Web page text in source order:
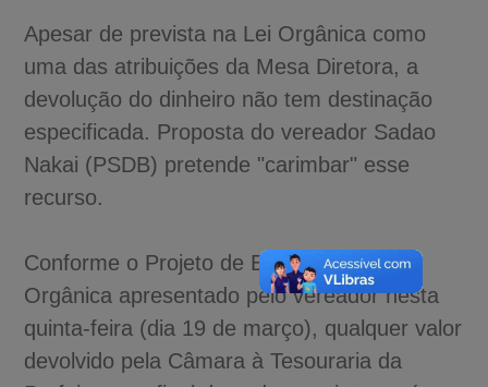
Apesar de prevista na Lei Orgânica como
uma das atribuições da Mesa Diretora, a
devolução do dinheiro não tem destinação
especificada. Proposta do vereador Sadao
Nakai (PSDB) pretende "carimbar" esse
recurso.
Conforme o Projeto de Emenda à Lei
Orgânica apresentado pelo vereador nesta
quinta-feira (dia 19 de março), qualquer valor
devolvido pela Câmara à Tesouraria da